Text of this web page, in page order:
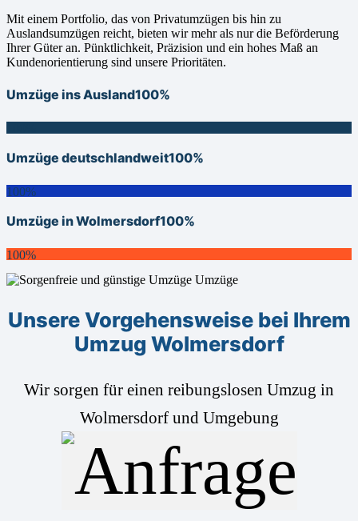
Mit einem Portfolio, das von Privatumzügen bis hin zu
Auslandsumzügen reicht, bieten wir mehr als nur die Beförderung
Ihrer Güter an. Pünktlichkeit, Präzision und ein hohes Maß an
Kundenorientierung sind unsere Prioritäten.
Umzüge ins Ausland100%
Umzüge deutschlandweit100%
100%
Umzüge in Wolmersdorf100%
100%
Unsere Vorgehensweise bei Ihrem
Umzug Wolmersdorf
Wir sorgen für einen reibungslosen Umzug in
Wolmersdorf und Umgebung